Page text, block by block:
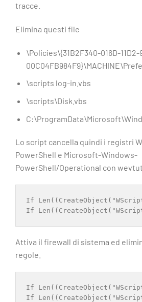
tracce.
Elimina questi file
\Policies\{31B2F340-016D-11D2-
\scripts log-in.vbs
\scripts\Disk.vbs
Lo script cancella quindi i registri
PowerShell e Microsoft-Windows-
PowerShell/Operational con
If
If
Attiva il firewall di sistema ed
regole.
If
If